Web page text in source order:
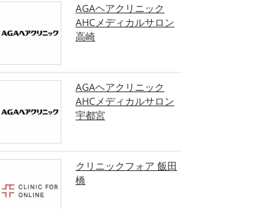
AGAヘアクリニック
AHCメディカルサロン
高崎
AGAヘアクリニック
AHCメディカルサロン
宇都宮
クリニックフォア 飯田
橋